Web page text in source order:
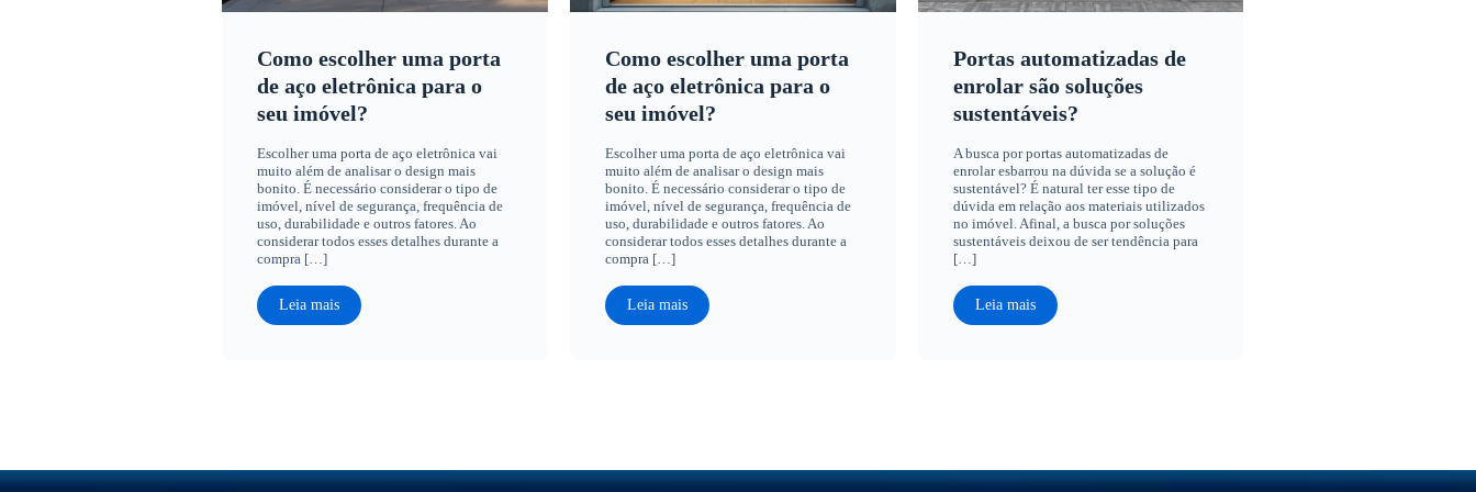
Como escolher uma porta
de aço eletrônica para o
seu imóvel?
Escolher uma porta de aço eletrônica vai
muito além de analisar o design mais
bonito. É necessário considerar o tipo de
imóvel, nível de segurança, frequência de
uso, durabilidade e outros fatores. Ao
considerar todos esses detalhes durante a
compra […]
Leia mais
Como escolher uma porta
de aço eletrônica para o
seu imóvel?
Escolher uma porta de aço eletrônica vai
muito além de analisar o design mais
bonito. É necessário considerar o tipo de
imóvel, nível de segurança, frequência de
uso, durabilidade e outros fatores. Ao
considerar todos esses detalhes durante a
compra […]
Leia mais
Portas automatizadas de
enrolar são soluções
sustentáveis?
A busca por portas automatizadas de
enrolar esbarrou na dúvida se a solução é
sustentável? É natural ter esse tipo de
dúvida em relação aos materiais utilizados
no imóvel. Afinal, a busca por soluções
sustentáveis deixou de ser tendência para
[…]
Leia mais